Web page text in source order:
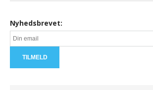
Nyhedsbrevet: